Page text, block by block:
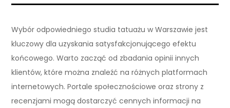
Wybór odpowiedniego studia tatuażu w Warszawie jest
kluczowy dla uzyskania satysfakcjonującego efektu
końcowego. Warto zacząć od zbadania opinii innych
klientów, które można znaleźć na różnych platformach
internetowych. Portale społecznościowe oraz strony z
recenzjami mogą dostarczyć cennych informacji na